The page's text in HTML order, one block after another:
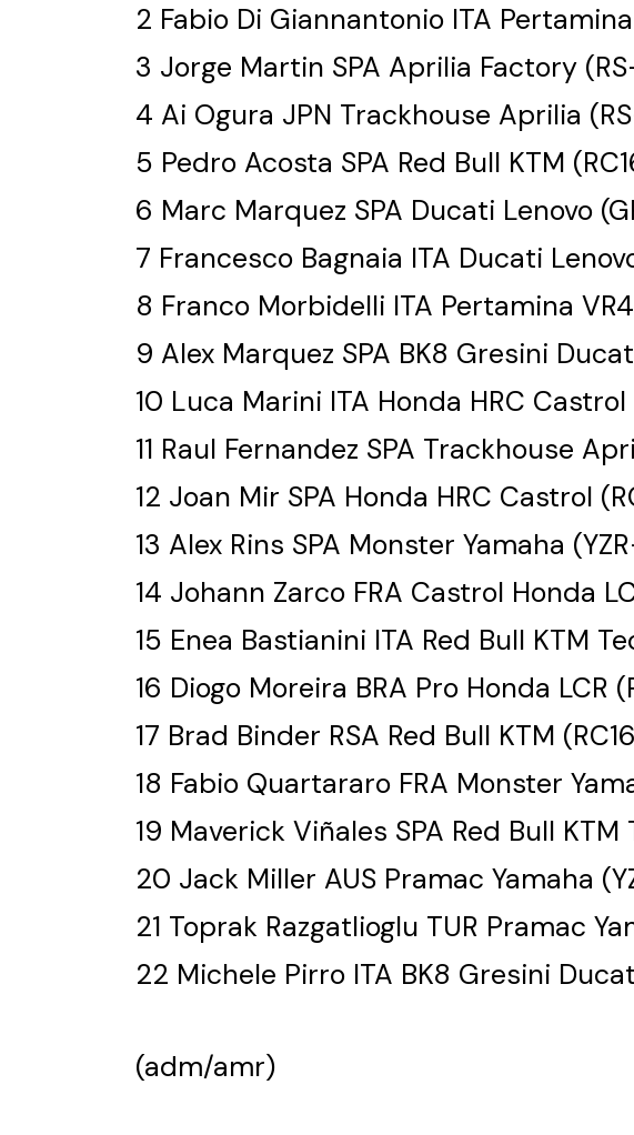
2 Fabio Di Giannantonio ITA
3 Jorge Martin SPA Aprilia Factory
4 Ai Ogura JPN Trackhouse Aprilia
5 Pedro Acosta SPA Red Bull KTM
6 Marc Marquez SPA Ducati Lenovo
7 Francesco Bagnaia ITA Ducati
8 Franco Morbidelli ITA Pertamina
9 Alex Marquez SPA BK8 Gresini
10 Luca Marini ITA Honda HRC Castrol
11 Raul Fernandez SPA Trackhouse
12 Joan Mir SPA Honda HRC Castrol
13 Alex Rins SPA Monster Yamaha
14 Johann Zarco FRA Castrol Honda
15 Enea Bastianini ITA Red Bull KTM
16 Diogo Moreira BRA Pro Honda LCR
17 Brad Binder RSA Red Bull KTM
18 Fabio Quartararo FRA Monster
19 Maverick Viñales SPA Red Bull KTM
20 Jack Miller AUS Pramac Yamaha
21 Toprak Razgatlioglu TUR Pramac
22 Michele Pirro ITA BK8 Gresini
(adm/amr)